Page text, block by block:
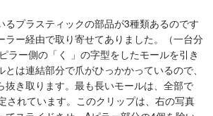
プラスティックの部品が3種類あるのです
ラー経由で取り寄せてありました。（一台分
ラー側の「く 」の字型をしたモールを引き
は連結部分で爪がひっかかっているので、
抜き取ります。最も長いモールは、全部で
されています。このクリップは、右の写真